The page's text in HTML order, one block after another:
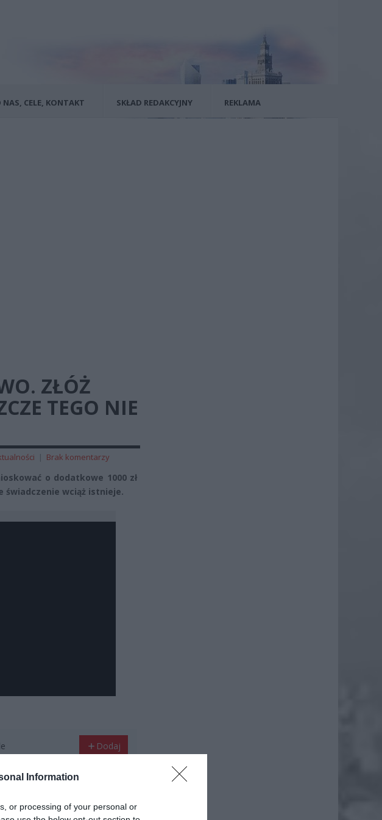
Information
or processing of your personal or
NAS, CELE, KONTAKT SKŁAD REDAKCYJNY REKLAMA
ZŁÓŻ
TEGO NIE
| Brak komentarzy
o dodatkowe 1000 zł
świadczenie wciąż istnieje.
Dodaj